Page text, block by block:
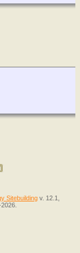
Sitebuilding v. 12.1,